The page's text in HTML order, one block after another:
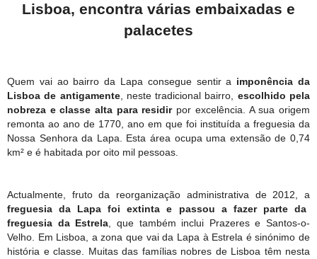
Lisboa, encontra várias embaixadas e
palacetes
Quem vai ao bairro da Lapa consegue sentir a imponência da
Lisboa de antigamente, neste tradicional bairro, escolhido pela
nobreza e classe alta para residirpor excelência. A sua origem
remonta ao ano de 1770, ano em que foi instituída a freguesia da
Nossa Senhora da Lapa. Esta área ocupa uma extensão de 0,74
km² e é habitada por oito mil pessoas.
Actualmente, fruto da reorganização administrativa de 2012, a
freguesia da Lapa foi extinta e passou a fazer parte da
freguesia da Estrela, que também inclui Prazeres e Santos-o-
Velho. Em Lisboa, a zona que vai da Lapa à Estrela é sinónimo de
história e classe. Muitas das famílias nobres de Lisboa têm nesta